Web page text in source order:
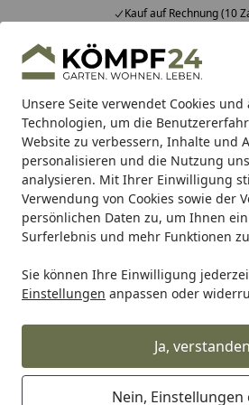
Unsere Seite verwendet Cookies
Technologien, um die
Website zu verbessern, Inhalte und
personalisieren und die Nutzung
analysieren. Mit Ihrer Einwilligung
Verwendung von Cookies sowie der
persönlichen Daten zu, um Ihnen
Surferlebnis und mehr Funktionen
Sie können Ihre Einwilligung
Einstellungen anpassen oder
Ja, verstanden
Nein, Einstellungen
Kauf auf Rechnung (10
Alle Produkte
Mein Konto
Suchen
Startseite
Metabo Zubehör für Metabo
Metabo
CNKgeharztverzinkt